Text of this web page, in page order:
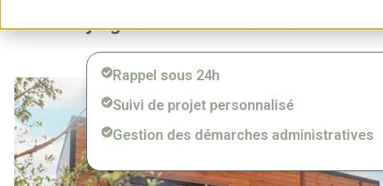
Rejoignez nos 98% de clients
Rappel sous 24h
Suivi de projet personnalisé
Gestion des démarches administratives